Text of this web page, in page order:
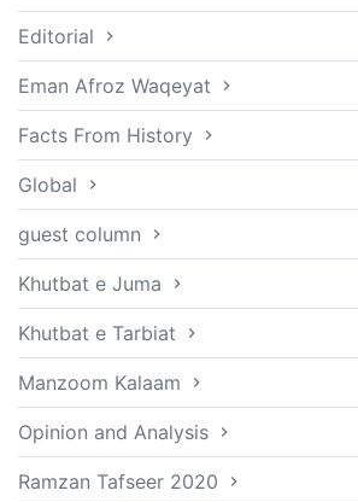
Editorial
Eman Afroz Waqeyat
Facts From History
Global
guest column
Khutbat e Juma
Khutbat e Tarbiat
Manzoom Kalaam
Opinion and Analysis
Ramzan Tafseer 2020